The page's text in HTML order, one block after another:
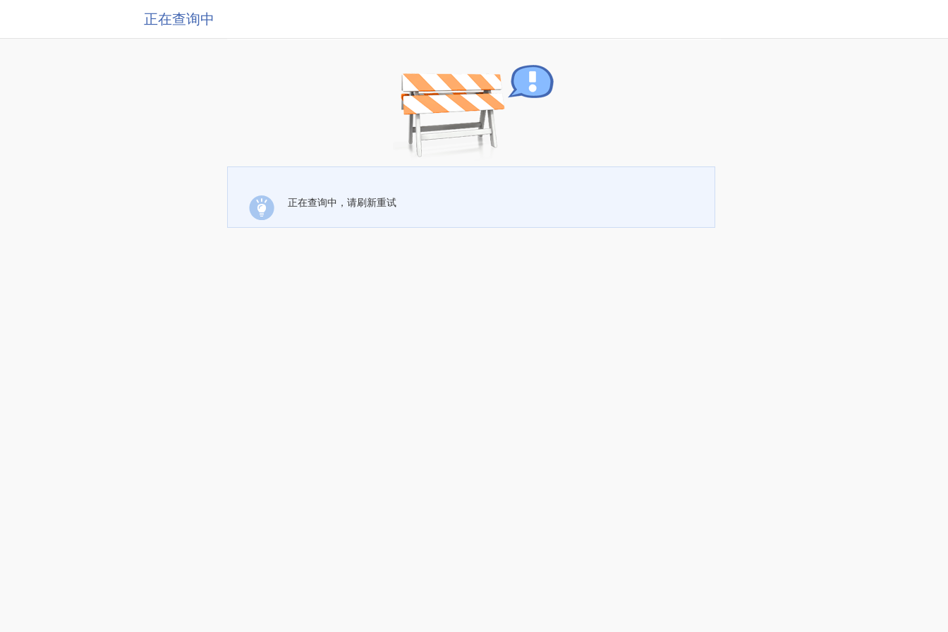
正在查询中
正在查询中，请刷新重试